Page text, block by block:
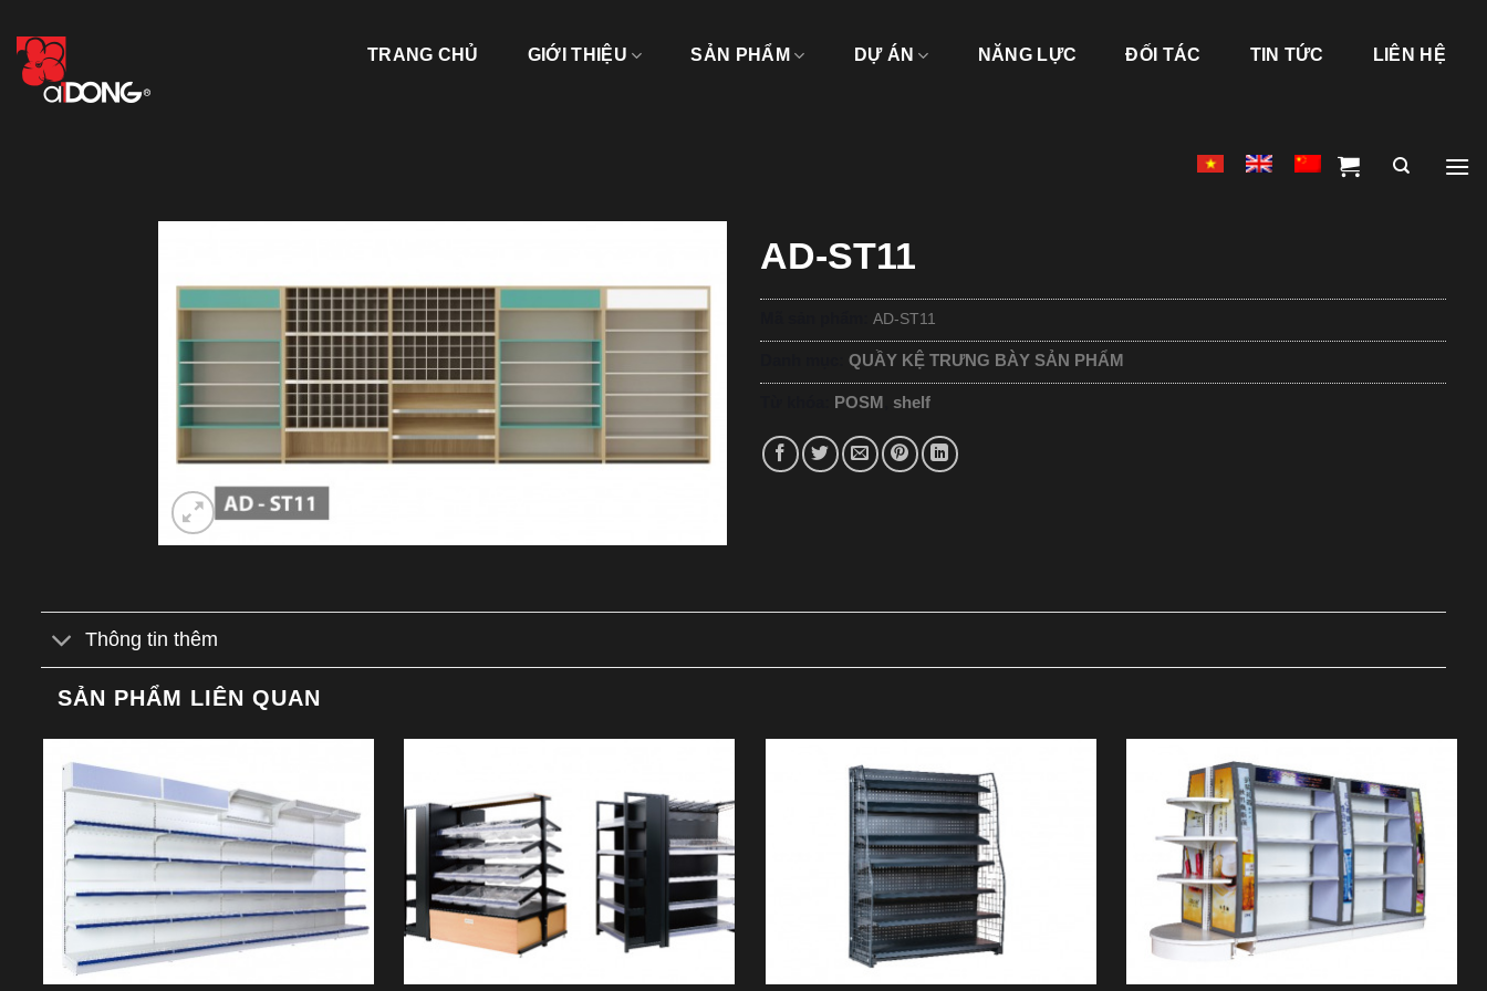
content
TRANG CHỦ GIỚI THIỆU SẢN PHẨM DỰ ÁN NĂNG LỰC ĐỐI TÁC TIN TỨC LIÊN HỆ
AD-ST11
AD-ST11
QUẦY KỆ TRƯNG BÀY SẢN PHẨM
POSM shelf
Thông tin thêm
SẢN PHẨM LIÊN QUAN